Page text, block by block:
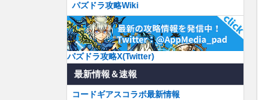
パズドラ攻略Wiki
パズドラ攻略X(Twitter)
最新情報＆速報
コードギアスコラボ最新情報